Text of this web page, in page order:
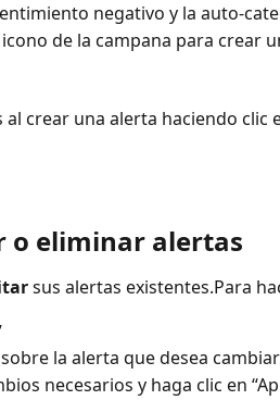
negativo y la auto-
icono de la campana para crear
crear una alerta haciendo clic
o eliminar alertas
sus alertas existentes.Para
la alerta que desea
necesarios y haga clic en